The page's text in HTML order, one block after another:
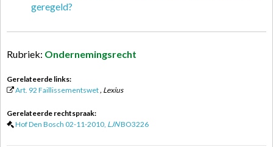
geregeld?
Rubriek: Ondernemingsrecht
Gerelateerde links:
Art. 92 Faillissementswet, Lexius
Gerelateerde rechtspraak:
Hof Den Bosch 02-11-2010, LJNBO3226